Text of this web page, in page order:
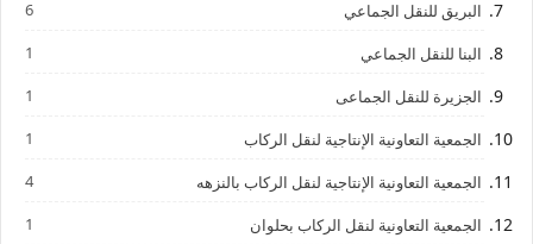
البريق للنقل الجماعي 6
البنا للنقل الجماعي 1
الجزيرة للنقل الجماعى 1
الجمعية التعاونية الإنتاجية لنقل الركاب 1
الجمعية التعاونية الإنتاجية لنقل الركاب بالنزهه 4
الجمعية التعاونية لنقل الركاب بحلوان 1